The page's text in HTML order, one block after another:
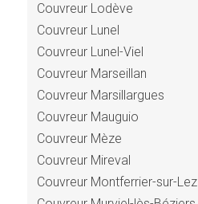
Couvreur Lodève
Couvreur Lunel
Couvreur Lunel-Viel
Couvreur Marseillan
Couvreur Marsillargues
Couvreur Mauguio
Couvreur Mèze
Couvreur Mireval
Couvreur Montferrier-sur-Lez